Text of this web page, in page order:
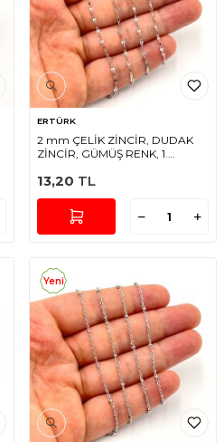
ERTÜRK
2 mm ÇELİK ZİNCİR, DUDAK
ZİNCİR, GÜMÜŞ RENK, 1.
13,20 TL
Yeni